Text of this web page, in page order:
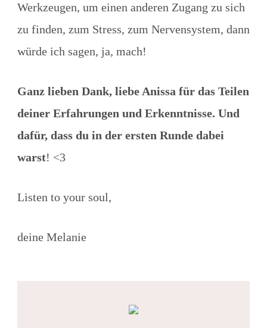
Werkzeugen, um einen anderen Zugang zu sich
zu finden, zum Stress, zum Nervensystem, dann
würde ich sagen, ja, mach!
Ganz lieben Dank, liebe Anissa für das Teilen
deiner Erfahrungen und Erkenntnisse. Und
dafür, dass du in der ersten Runde dabei
warst! <3
Listen to your soul,
deine Melanie